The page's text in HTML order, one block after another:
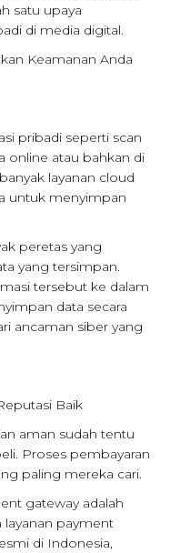
satu upaya
di media digital.
Keamanan Anda
pribadi seperti scan
online atau bahkan di
layanan cloud
untuk menyimpan
peretas yang
yang tersimpan.
tersebut ke dalam
data secara
ancaman siber yang
Baik
aman sudah tentu
Proses pembayaran
paling mereka cari.
gateway adalah
layanan payment
di Indonesia,